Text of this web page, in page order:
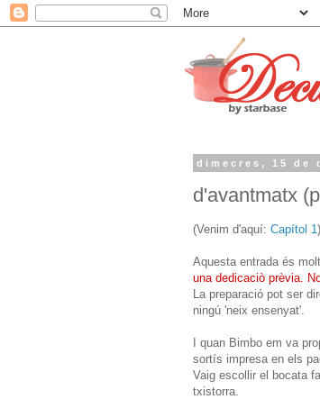
dimecres, 15 de
d'avantmatx
(Venim d'aquí: Capítol 1)
Aquesta entrada és
una dedicaciò prèvia.
La preparació pot ser
ningú 'neix ensenyat'.
I quan Bimbo em va
sortís impresa en els
Vaig escollir el bocata
txistorra.